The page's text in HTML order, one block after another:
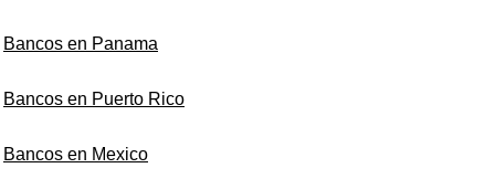
Bancos en Panama
Bancos en Puerto Rico
Bancos en Mexico